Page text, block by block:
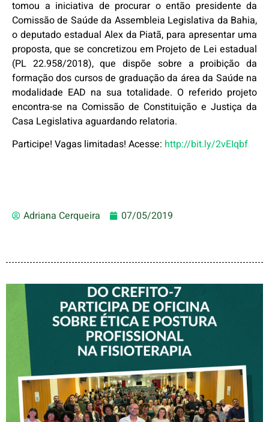
tomou a iniciativa de procurar o então presidente da
Comissão de Saúde da Assembleia Legislativa da Bahia,
o deputado estadual Alex da Piatã, para apresentar uma
proposta, que se concretizou em Projeto de Lei estadual
(PL 22.958/2018), que dispõe sobre a proibição da
formação dos cursos de graduação da área da Saúde na
modalidade EAD na sua totalidade. O referido projeto
encontra-se na Comissão de Constituição e Justiça da
Casa Legislativa aguardando relatoria.
Participe! Vagas limitadas! Acesse: http://bit.ly/2vEIqbf
Adriana Cerqueira 07/05/2019
VICE-PRESIDENTE DO
CREFITO-7 PARTICIPA DE
OFICINA SOBRE ÉTICA E
POSTURA PROFISSIONAL
NA FISIOTERAPIA